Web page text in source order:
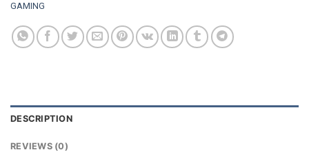
GAMING
DESCRIPTION
REVIEWS (0)